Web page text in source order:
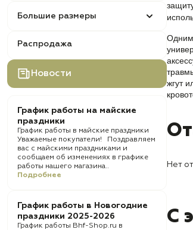
Большие размеры
Распродажа
Новости
График работы на майские
праздники
График работы в майские праздники
Уважаемые покупатели! Поздравляем
вас с майскими праздниками и
сообщаем об изменениях в графике
работы нашего магазина..
Подробнее
График работы в Новогодние
праздники 2025-2026
График работы Bhf-Shop.ru в
Одним
жгут
Нет
С